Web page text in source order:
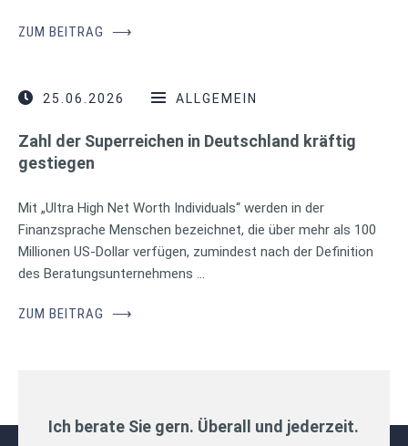
ZUM BEITRAG ⟶
25.06.2026 ALLGEMEIN
Zahl der Superreichen in Deutschland kräftig
gestiegen
Mit „Ultra High Net Worth Individuals“ werden in der
Finanzsprache Menschen bezeichnet, die über mehr als 100
Millionen US-Dollar verfügen, zumindest nach der Definition
des Beratungsunternehmens …
ZUM BEITRAG ⟶
Ich berate Sie gern. Überall und jederzeit.